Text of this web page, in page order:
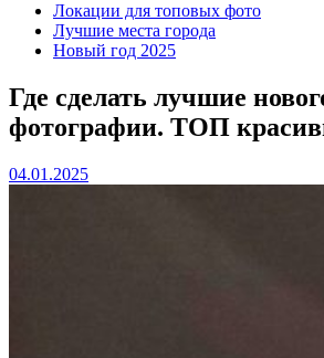
Локации для топовых фото
Лучшие места города
Новый год 2025
Где сделать лучшие
фотографии. ТОП
04.01.2025